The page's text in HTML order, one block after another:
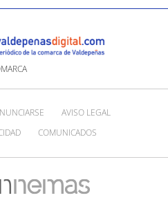
AVISO LEGAL
COMUNICADOS